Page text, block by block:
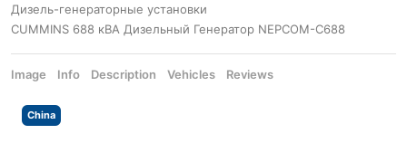
Дизель-генераторные установки
CUMMINS 688 кВА Дизельный Генератор NEPCOM-C688
Image Info Description Vehicles Reviews
China